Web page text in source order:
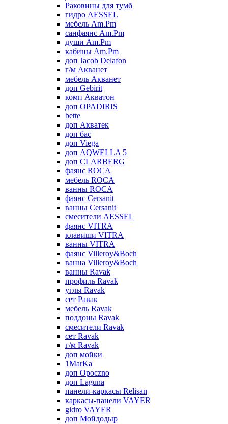
Раковины для тумб
гидро AESSEL
мебель Am.Pm
санфаянс Am.Pm
души Am.Pm
кабины Am.Pm
доп Jacob Delafon
г/м Акванет
мебель Акванет
доп Gebirit
комп Акватон
доп OPADIRIS
bette
доп Акватек
доп бас
доп Viega
доп AQWELLA 5
доп CLARBERG
фаянс ROCA
мебель ROCA
ванны ROCA
фаянс Cersanit
ванны Cersanit
смесители AESSEL
фаянс VITRA
клавиши VITRA
ванны VITRA
фаянс Villeroy&Boch
ванна Villeroy&Boch
ванны Ravak
профиль Ravak
углы Ravak
сет Равак
мебель Ravak
поддоны Ravak
смесители Ravak
сет Ravak
г/м Ravak
доп мойки
1MarKa
доп Opoczno
доп Laguna
панели-каркасы Relisan
каркасы-панели VAYER
gidro VAYER
доп Мойдодыр